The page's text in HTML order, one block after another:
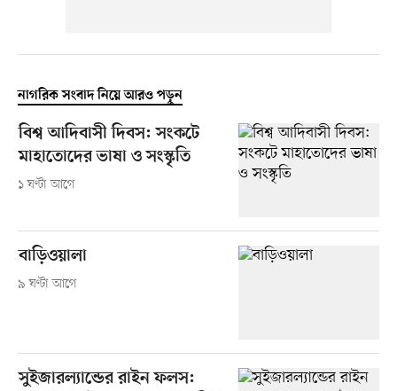
নাগরিক সংবাদ নিয়ে আরও পড়ুন
বিশ্ব আদিবাসী দিবস: সংকটে
মাহাতোদের ভাষা ও সংস্কৃতি
১ ঘণ্টা আগে
বাড়িওয়ালা
৯ ঘণ্টা আগে
সুইজারল্যান্ডের রাইন ফলস: